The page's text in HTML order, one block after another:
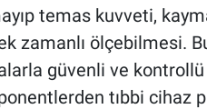
temas kuvveti,
zamanlı ölçebilmesi.
güvenli ve
tıbbi cihaz